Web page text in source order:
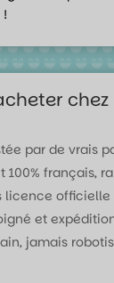
chez
par de vrais
100% français,
licence officielle
et
jamais